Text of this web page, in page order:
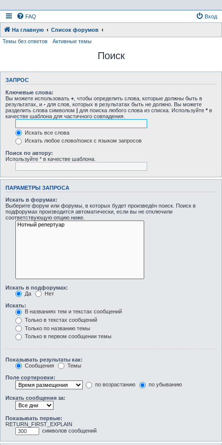
FAQ Вход
На главную
Список форумов
Темы без ответов
Активные темы
Поиск
ЗАПРОС
Ключевые слова:
Вы можете использовать + , чтобы определить слова, которые должны быть в
результатах, и - для слов, которых в результатах быть не должно. Вы можете
разделить слова символом | для поиска любого слова из списка. Используйте * в
качестве шаблона для частичного совпадения.
Искать все слова
Искать любое слово/поиск с языком запросов
Поиск по автору:
Используйте * в качестве шаблона.
ПАРАМЕТРЫ ЗАПРОСА
Искать в форумах:
Выберите форум или форумы, в которых будет произведён поиск. Поиск в
подфорумах производится автоматически, если вы не отключили
соответствующую опцию ниже.
Искать в подфорумах:
Да
Нет
Искать:
В названиях тем и текстах сообщений
Только в текстах сообщений
Только по названию темы
Только в первом сообщении темы
Показывать результаты как:
Сообщения
Темы
Поле сортировки:
по возрастанию
по убыванию
Искать сообщения за:
Показывать первые:
RETURN_FIRST_EXPLAIN
символов сообщений